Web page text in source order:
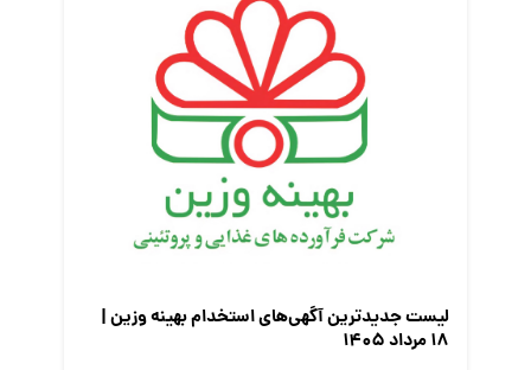
لیست جدیدترین آگهی‌های استخدام بهینه وزین |
۱۸ مرداد ۱۴۰۵